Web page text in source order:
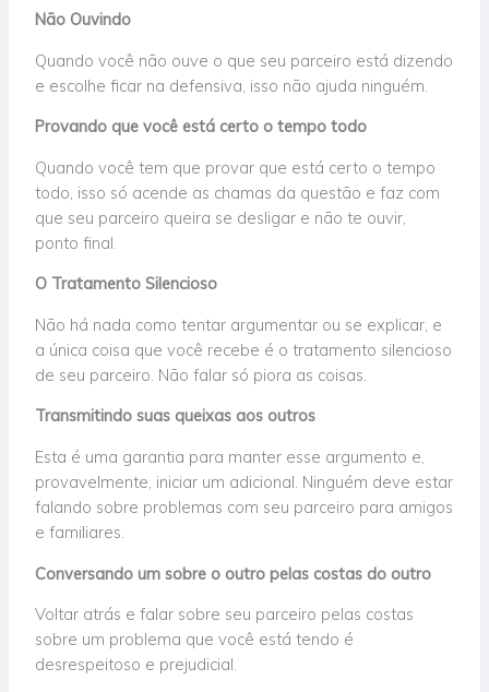
Não Ouvindo
Quando você não ouve o que seu parceiro está dizendo
e escolhe ficar na defensiva, isso não ajuda ninguém.
Provando que você está certo o tempo todo
Quando você tem que provar que está certo o tempo
todo, isso só acende as chamas da questão e faz com
que seu parceiro queira se desligar e não te ouvir,
ponto final.
O Tratamento Silencioso
Não há nada como tentar argumentar ou se explicar, e
a única coisa que você recebe é o tratamento silencioso
de seu parceiro. Não falar só piora as coisas.
Transmitindo suas queixas aos outros
Esta é uma garantia para manter esse argumento e,
provavelmente, iniciar um adicional. Ninguém deve estar
falando sobre problemas com seu parceiro para amigos
e familiares.
Conversando um sobre o outro pelas costas do outro
Voltar atrás e falar sobre seu parceiro pelas costas
sobre um problema que você está tendo é
desrespeitoso e prejudicial.